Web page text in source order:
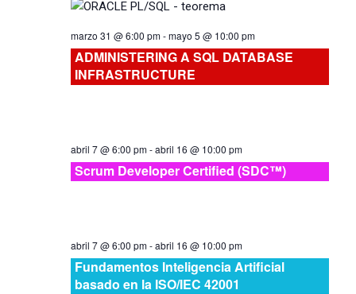
marzo 31 @ 6:00 pm-mayo 5 @ 10:00 pm
ADMINISTERING A SQL DATABASE
INFRASTRUCTURE
abril 7 @ 6:00 pm-abril 16 @ 10:00 pm
Scrum Developer Certified (SDC™)
abril 7 @ 6:00 pm-abril 16 @ 10:00 pm
Fundamentos Inteligencia Artificial
basado en la ISO/IEC 42001